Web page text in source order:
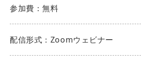
参加費：無料
配信形式：Zoomウェビナー